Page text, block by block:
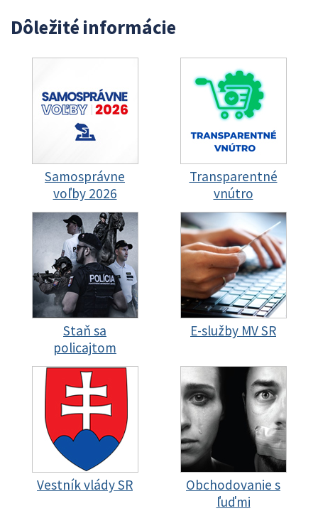
Dôležité informácie
Samosprávne
voľby 2026
Transparentné
vnútro
Staň sa
policajtom
E-služby MV SR
Vestník vlády SR
Obchodovanie s
ľuďmi